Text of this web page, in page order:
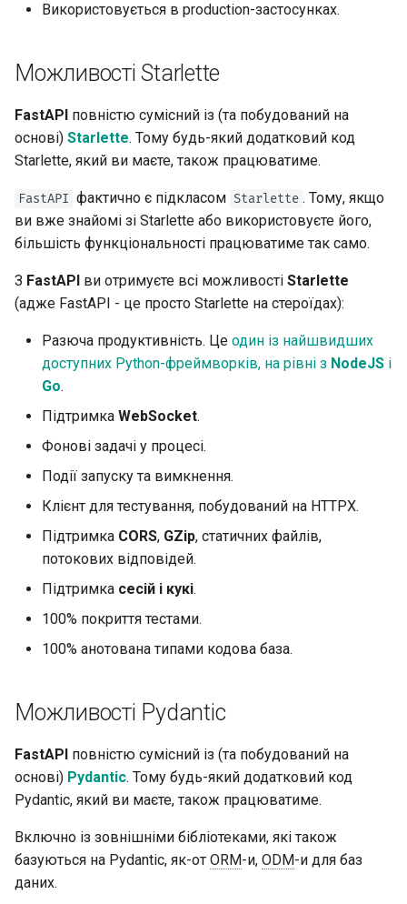
Використовується в production-застосунках.
Можливості Starlette
FastAPI повністю сумісний із (та побудований на
основі) Starlette. Тому будь-який додатковий код
Starlette, який ви маєте, також працюватиме.
FastAPI фактично є підкласом Starlette . Тому, якщо
ви вже знайомі зі Starlette або використовуєте його,
більшість функціональності працюватиме так само.
З FastAPI ви отримуєте всі можливості Starlette
(адже FastAPI - це просто Starlette на стероїдах):
Разюча продуктивність. Це один із найшвидших
доступних Python-фреймворків, на рівні з NodeJS і
Go.
Підтримка WebSocket.
Фонові задачі у процесі.
Події запуску та вимкнення.
Клієнт для тестування, побудований на HTTPX.
Підтримка CORS, GZip, статичних файлів,
потокових відповідей.
Підтримка сесій і кукі.
100% покриття тестами.
100% анотована типами кодова база.
Можливості Pydantic
FastAPI повністю сумісний із (та побудований на
основі) Pydantic. Тому будь-який додатковий код
Pydantic, який ви маєте, також працюватиме.
Включно із зовнішніми бібліотеками, які також
базуються на Pydantic, як-от ORM-и, ODM-и для баз
даних.